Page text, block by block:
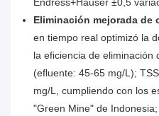
Endress+Hauser ±0,5
Eliminación mejorada de
en tiempo real optimizó la
la eficiencia de eliminación
(efluente: 45-65 mg/L);
mg/L, cumpliendo con los
"Green Mine" de Indonesia;